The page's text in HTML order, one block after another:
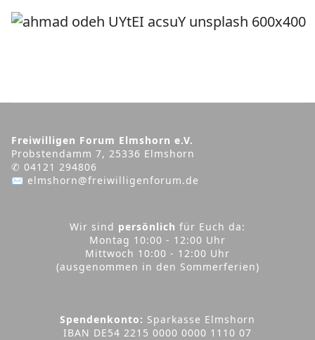
Freiwilligen Forum Elmshorn e.V.
Probstendamm 7, 25336 Elmshorn
✆ 04121 294806
✉ elmshorn@freiwilligenforum.de
Wir sind persönlich für Euch da:
Montag 10:00 - 12:00 Uhr
Mittwoch 10:00 - 12:00 Uhr
(ausgenommen in den Sommerferien)
Spendenkonto: Sparkasse Elmshorn
IBAN DE54 2215 0000 0000 1110 07